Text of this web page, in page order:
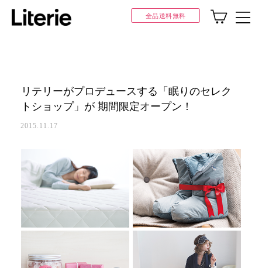
全品送料無料
リテリーがプロデュースする「眠りのセレク
トショップ」が 期間限定オープン！
2015.11.17